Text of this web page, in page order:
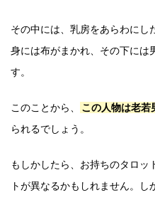
その中には、乳房をあらわにし
身には布がまかれ、その下には
す。
このことから、 この人物は老若
られるでしょう。
もしかしたら、お持ちのタロッ
トが異なるかもしれません。